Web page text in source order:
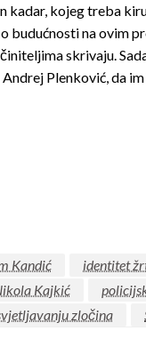
kadar, kojeg treba
na ovim
skrivaju.
Plenković, da
Kandić identitet
Kajkić
zločina